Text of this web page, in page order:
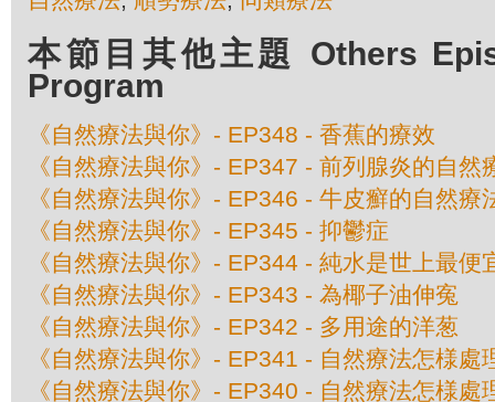
本節目其他主題 Others
Program
《自然療法與你》- EP348 - 香蕉的療效
《自然療法與你》- EP347 - 前列腺炎的自然
《自然療法與你》- EP346 - 牛皮癬的自然療
《自然療法與你》- EP345 - 抑鬱症
《自然療法與你》- EP344 - 純水是世上最便
《自然療法與你》- EP343 - 為椰子油伸寃
《自然療法與你》- EP342 - 多用途的洋葱
《自然療法與你》- EP341 - 自然療法怎様處
《自然療法與你》- EP340 - 自然療法怎様處